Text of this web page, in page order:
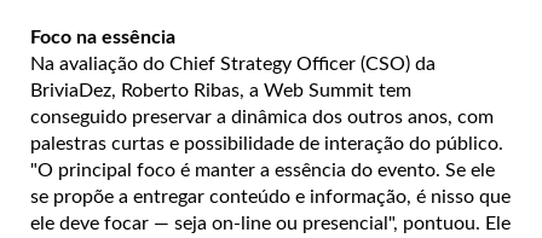
Foco na essência
Na avaliação do Chief Strategy Officer (CSO) da
BriviaDez, Roberto Ribas, a Web Summit tem
conseguido preservar a dinâmica dos outros anos, com
palestras curtas e possibilidade de interação do público.
"O principal foco é manter a essência do evento. Se ele
se propõe a entregar conteúdo e informação, é nisso que
ele deve focar — seja on-line ou presencial", pontuou. Ele